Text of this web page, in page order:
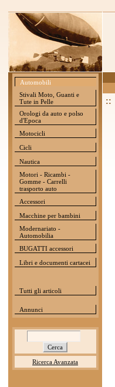
Automobili
Stivali Moto, Guanti e
Tute in Pelle
Orologi da auto e polso
d'Epoca
Motocicli
Cicli
Nautica
Motori - Ricambi -
Gomme - Carrelli
trasporto auto
Accessori
Macchine per bambini
Modernariato -
Automobilia
BUGATTI accessori
Libri e documenti cartacei
Tutti gli articoli
Annunci
Ricerca Avanzata
::